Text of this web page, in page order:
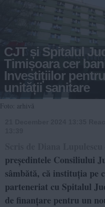
CJT și Spitalul
Timișoara cer
Investițiilor
unității sanitare
Foto: arhivă
președintele Consiliului
sâmbătă, că instituția pe
parteneriat cu Spitalul
de finanțare pentru un